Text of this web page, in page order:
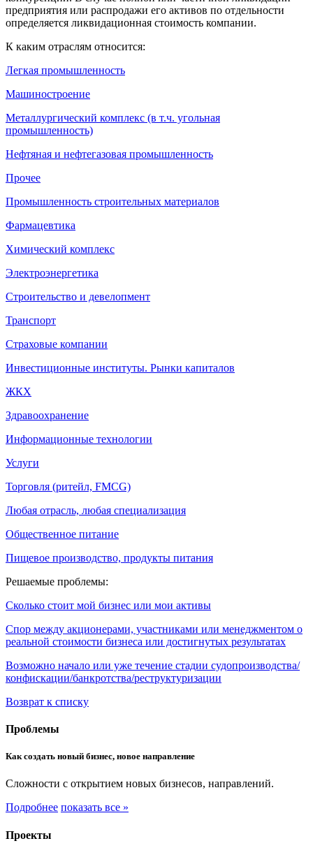
предприятия или распродажи его активов по отдельности
определяется ликвидационная стоимость компании.
К каким отраслям относится:
Легкая промышленность
Машиностроение
Металлургический комплекс (в т.ч. угольная
промышленность)
Нефтяная и нефтегазовая промышленность
Прочее
Промышленность строительных материалов
Фармацевтика
Химический комплекс
Электроэнергетика
Строительство и девелопмент
Транспорт
Страховые компании
Инвестиционные институты. Рынки капиталов
ЖКХ
Здравоохранение
Информационные технологии
Услуги
Торговля (ритейл, FMCG)
Любая отрасль, любая специализация
Общественное питание
Пищевое производство, продукты питания
Решаемые проблемы:
Сколько стоит мой бизнес или мои активы
Спор между акционерами, участниками или менеджментом о
реальной стоимости бизнеса или достигнутых результатах
Возможно начало или уже течение стадии судопроизводства/
конфискации/банкротства/реструктуризации
Возврат к списку
Проблемы
Как создать новый бизнес, новое направление
Сложности с открытием новых бизнесов, направлений.
Подробнее показать все »
Проекты